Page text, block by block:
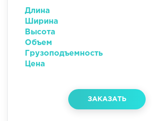
Длина
Ширина
Высота
Объем
Грузоподъемность
Цена
ЗАКАЗАТЬ